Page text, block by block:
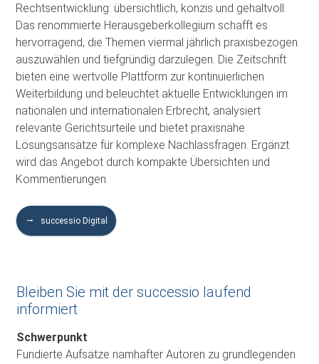
Rechtsentwicklung: übersichtlich, konzis und gehaltvoll.
Das renommierte Herausgeberkollegium schafft es
hervorragend, die Themen viermal jährlich praxisbezogen
auszuwählen und tiefgründig darzulegen. Die Zeitschrift
bieten eine wertvolle Plattform zur kontinuierlichen
Weiterbildung und beleuchtet aktuelle Entwicklungen im
nationalen und internationalen Erbrecht, analysiert
relevante Gerichtsurteile und bietet praxisnahe
Lösungsansätze für komplexe Nachlassfragen. Ergänzt
wird das Angebot durch kompakte Übersichten und
Kommentierungen.
successio Digital
Bleiben Sie mit der successio laufend
informiert
Schwerpunkt
Fundierte Aufsätze namhafter Autoren zu grundlegenden